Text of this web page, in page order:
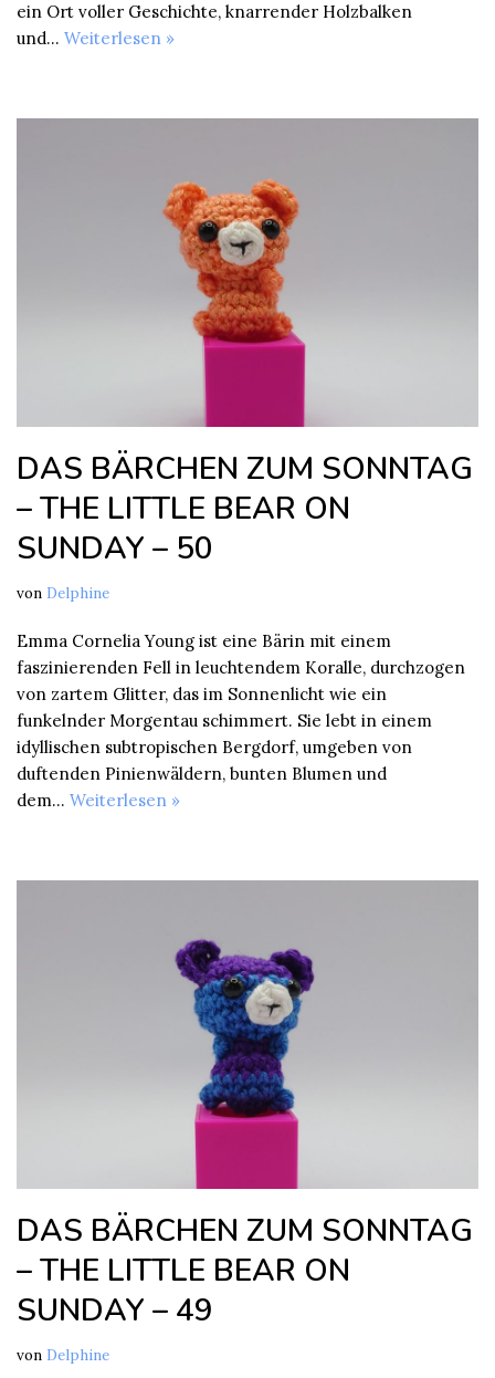
ein Ort voller Geschichte, knarrender Holzbalken
und… Weiterlesen »
DAS BÄRCHEN ZUM SONNTAG
– THE LITTLE BEAR ON
SUNDAY – 50
von Delphine
Emma Cornelia Young ist eine Bärin mit einem
faszinierenden Fell in leuchtendem Koralle, durchzogen
von zartem Glitter, das im Sonnenlicht wie ein
funkelnder Morgentau schimmert. Sie lebt in einem
idyllischen subtropischen Bergdorf, umgeben von
duftenden Pinienwäldern, bunten Blumen und
dem… Weiterlesen »
DAS BÄRCHEN ZUM SONNTAG
– THE LITTLE BEAR ON
SUNDAY – 49
von Delphine